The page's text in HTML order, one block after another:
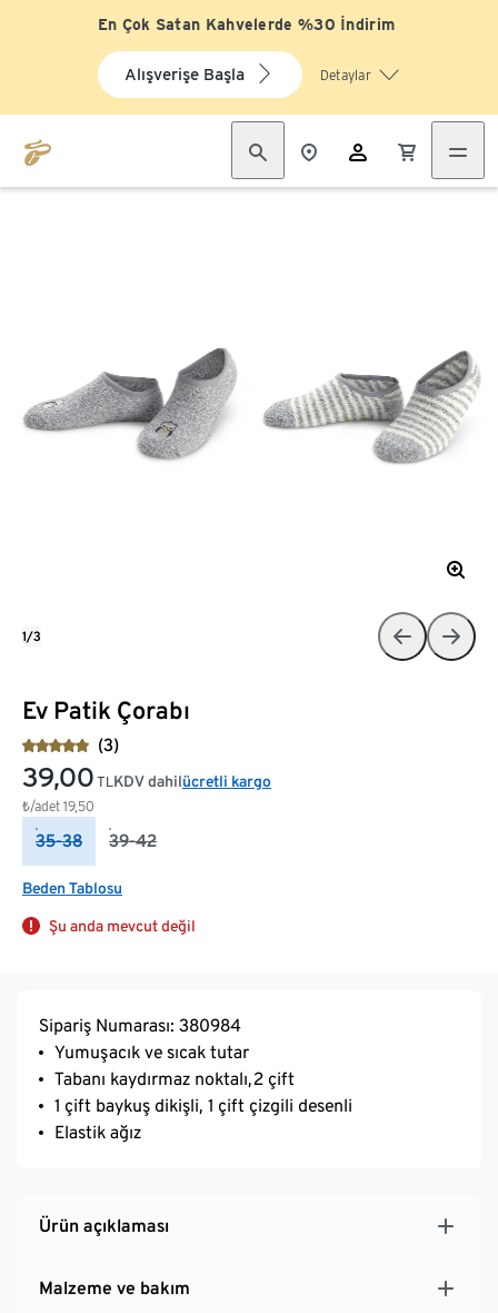
En Çok Satan Kahvelerde %30 İndirim
Alışverişe Başla Detaylar
Ev Patik Çorabı
(3)
39,00 TL
₺/adet 19,50
KDV dahilücretli kargo
35-38 39-42
Beden Tablosu
Şu anda mevcut değil
1/3
Sipariş Numarası: 380984
Yumuşacık ve sıcak tutar
Tabanı kaydırmaz noktalı,2 çift
1 çift baykuş dikişli, 1 çift çizgili desenli
Elastik ağız
Ürün açıklaması
Malzeme ve bakım